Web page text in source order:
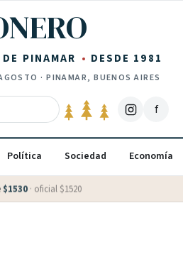
PINAMAR DESDE 1981
· PINAMAR, BUENOS AIRES
f
Política Sociedad Economía
$1530 · oficial $1520